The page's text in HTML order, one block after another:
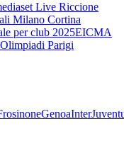
Live Riccione
Milano Cortina
per club 2025EICMA
Olimpiadi Parigi
GenoaInter